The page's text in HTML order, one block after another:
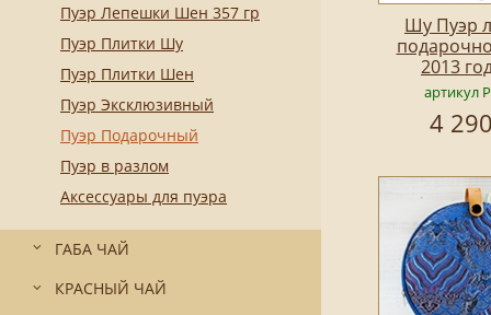
Пуэр Лепешки Шен 357 гр
Пуэр Плитки Шу
Пуэр Плитки Шен
Пуэр Эксклюзивный
Пуэр Подарочный
Пуэр в разлом
Аксессуары для пуэра
ГАБА ЧАЙ
КРАСНЫЙ ЧАЙ
Шу Пуэр
2013
артикул
4